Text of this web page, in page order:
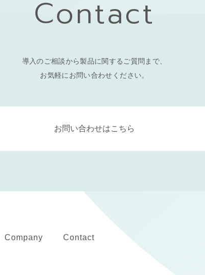
Contact
導入のご相談から製品に関するご質問まで、
お気軽にお問い合わせください。
お問い合わせはこちら
Company Contact